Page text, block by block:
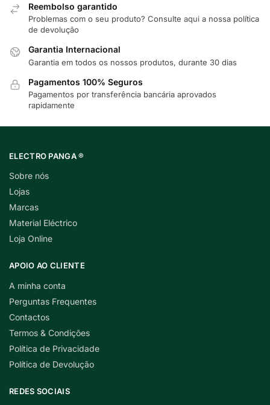
Reembolso garantido
Problemas com o seu produto? Consulte aqui a nossa política
de devolução
Garantia Internacional
Garantia em todos os nossos produtos, durante 30 dias
Pagamentos 100% Seguros
Pagamentos por transferência bancária aprovados
rapidamente
ELECTRO PANGA ®
Sobre nós
Lojas
Marcas
Material Eléctrico
Loja Online
APOIO AO CLIENTE
A minha conta
Perguntas Frequentes
Contactos
Termos & Condições
Política de Privacidade
Política de Devolução
REDES SOCIAIS